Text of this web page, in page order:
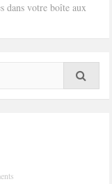
dans votre boîte aux